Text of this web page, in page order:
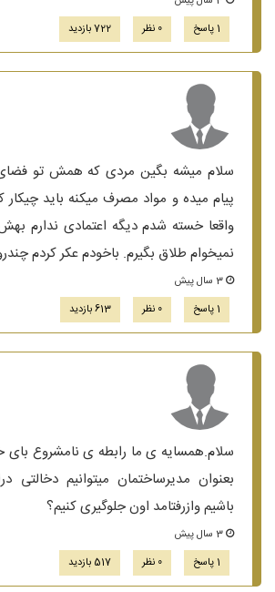
1 پاسخ
0 نظر 722 بازدید
سلام میشه بگین مردی که همش تو
پیام میده و مواد مصرف میکنه باید چیکار
واقعا خسته شدم دیگه اعتمادی ندارم
نمیخوام طلاق بگیرم. باخودم عکر کردم
1 پاسخ
0 نظر 613 بازدید
سلام.همسایه ی ما رابطه ی نامشروع بای
بعنوان مدیرساختمان میتوانیم دخالتی
باشیم وازرفتامد اون جلوگیری کنیم؟
1 پاسخ
0 نظر 517 بازدید